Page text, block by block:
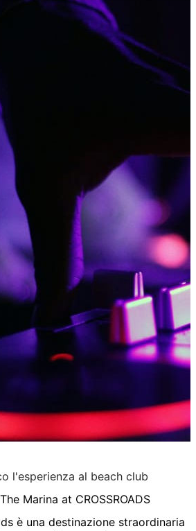
l'esperienza al beach club
Marina at CROSSROADS
è una destinazione straordinaria